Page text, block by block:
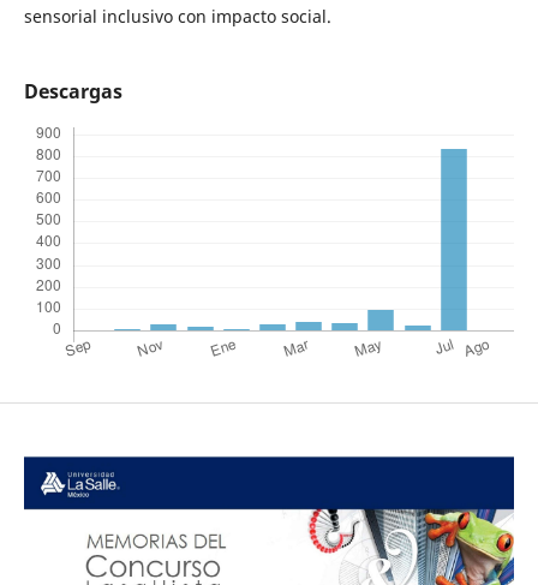
sensorial inclusivo con impacto social.
Descargas